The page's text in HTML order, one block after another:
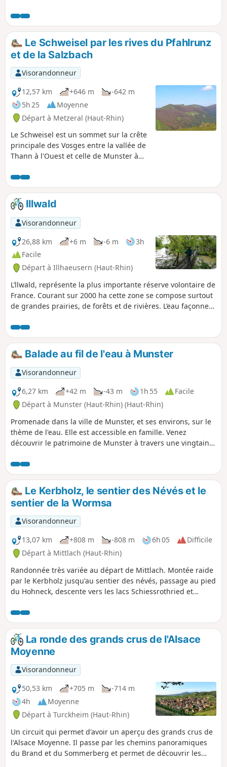
remarquables et de forêts dont les plus
belles et plus hautes hêtraies d'altitude
du massif vosgien. C'est aussi une zone
de tranquillité, dans les réserves
biologiques intégrales de Guebwiller,
dominée par le Klintzkopf, domaine de
l'animal emblématique des Vosges, le
Grand Tetras ou coq de bruyère.
Le Schweisel par les rives du Pfahlrunz
et de la Salzbach
Visorandonneur
12,57 km
+646 m
-642 m
5h 25
Moyenne
Départ à Metzeral (Haut-Rhin)
Le Schweisel est un sommet sur la crête
principale des Vosges entre la vallée de
Thann à l'Ouest et celle de Munster à
panorama exceptionnel mais aussi pour
sa chaume, sa forêt et sa zone humide,
le Schweiselwasen sur la face Est. C'est
par cette face Est irriguée de nombreux
ruisseaux que ce parcours le fait
découvrir.
Illwald
Visorandonneur
26,88 km
+6 m -6 m
3h
Facile
Départ à Illhaeusern (Haut-Rhin)
L’llwald, représente la plus importante réserve volontaire de
France. Courant sur 2000 ha cette zone se compose surtout
de grandes prairies, de forêts et de rivières. L’eau façonne
abrite quelque 110 espèces végétales, 210 types de
champignons. Mais sa renommée, l’Illwald la doit plus
particulièrement au daim, introduit en 1854. L’espèce
compte actuellement plus de 300 individus. Petit crochet
pour visiter le village médiéval de Guémar. Une portion
semble interdite aux vélos, voir les avis
Balade au fil de l'eau à Munster
Visorandonneur
6,27 km
+42 m -43 m 1h 55
Facile
Départ à Munster (Haut-Rhin) (Haut-Rhin)
Promenade dans la ville de Munster, et ses environs, sur le
thème de l'eau. Elle est accessible en famille. Venez
découvrir le patrimoine de Munster à travers une vingtaine
du parcours. Attardez-vous, en particulier, dans les anciens
lavoirs. La balade permet également d'apercevoir les
centrales hydroélectriques encore en activité.
Le Kerbholz, le sentier des Névés et le
sentier de la Wormsa
Visorandonneur
13,07 km
+808 m -808 m 6h 05
Difficile
Départ à Mittlach (Haut-Rhin)
Randonnée très variée au départ de Mittlach. Montée raide
par le Kerbholz jusqu'au sentier des névés, passage au pied
du Hohneck, descente vers les lacs Schiessrothried et
puis retour sur Mittlach par la vallée de la Wormsa en
passant par les deux lacs. 06/02/2023 : Randonnée interdite
jusqu'à nouvel ordre sur arrêté municipal, en raison d'un
éboulement de rochers et de pierres sur le GR®531.
La ronde des grands crus de l'Alsace
Moyenne
Visorandonneur
50,53 km
+705 m
-714 m
4h
Moyenne
Départ à Turckheim (Haut-Rhin)
Un circuit qui permet d'avoir un aperçu des grands crus de
l'Alsace Moyenne. Il passe par les chemins panoramiques
du Brand et du Sommerberg et permet de découvrir les